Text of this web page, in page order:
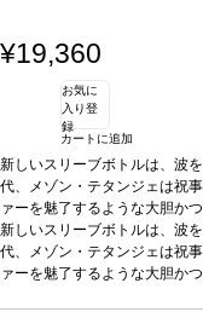
¥19,360
お気に
入り登
録
カートに追加
新しいスリーブボトルは、波
代、メゾン・テタンジェは祝
ァーを魅了するような大胆か
新夜を照らし彩るデザイン刺
は、動くスペクトログラムに
は、最高潮の熱狂と静寂の狭
新しいスリーブボトルは、波
代、メゾン・テタンジェは祝
ァーを魅了するような大胆か